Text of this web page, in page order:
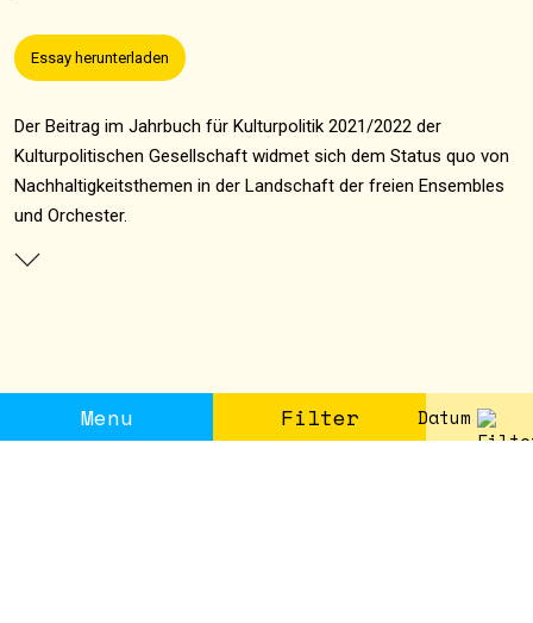
Menu Filter
Essay herunterladen
Der Beitrag im Jahrbuch für Kulturpolitik 2021/2022 der
Kulturpolitischen Gesellschaft widmet sich dem Status quo von
Nachhaltigkeitsthemen in der Landschaft der freien Ensembles
und Orchester.
Datum